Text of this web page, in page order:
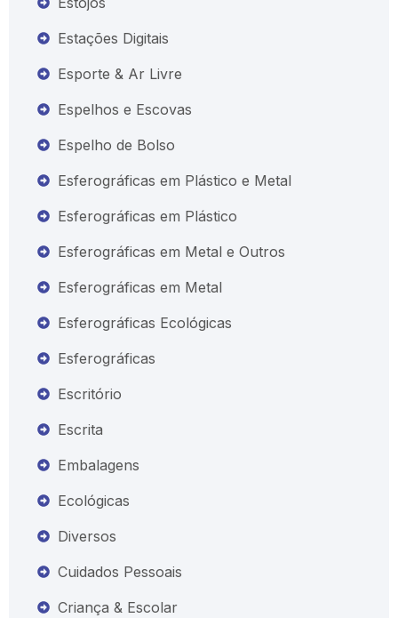
Estações Digitais
Esporte & Ar Livre
Espelhos e Escovas
Espelho de Bolso
Esferográficas em Plástico e Metal
Esferográficas em Plástico
Esferográficas em Metal e Outros
Esferográficas em Metal
Esferográficas Ecológicas
Esferográficas
Escritório
Escrita
Embalagens
Ecológicas
Diversos
Cuidados Pessoais
Criança & Escolar